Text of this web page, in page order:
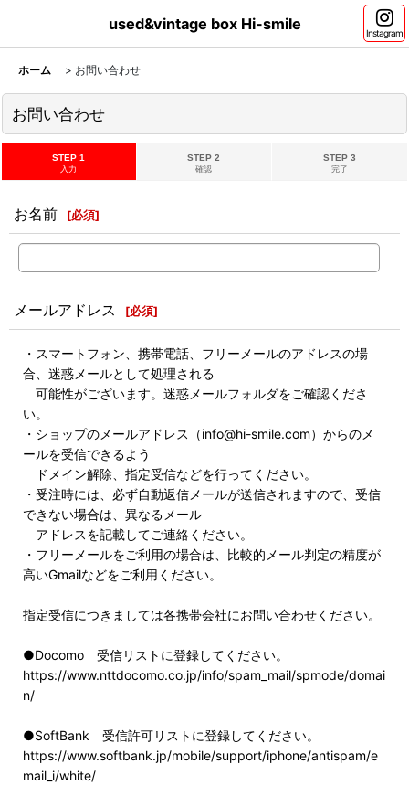
used&vintage box Hi-smile
Instagram
ホーム > お問い合わせ
お問い合わせ
STEP 1
入力
STEP 2
確認
STEP 3
完了
お名前 [必須]
メールアドレス [必須]
・スマートフォン、携帯電話、フリーメールのアドレスの場
合、迷惑メールとして処理される
可能性がございます。迷惑メールフォルダをご確認くださ
い。
・ショップのメールアドレス（info@hi-smile.com）からのメ
ールを受信できるよう
ドメイン解除、指定受信などを行ってください。
・受注時には、必ず自動返信メールが送信されますので、受信
できない場合は、異なるメール
アドレスを記載してご連絡ください。
・フリーメールをご利用の場合は、比較的メール判定の精度が
高いGmailなどをご利用ください。
指定受信につきましては各携帯会社にお問い合わせください。
●Docomo 受信リストに登録してください。
https://www.nttdocomo.co.jp/info/spam_mail/spmode/domai
n/
●SoftBank 受信許可リストに登録してください。
https://www.softbank.jp/mobile/support/iphone/antispam/e
mail_i/white/